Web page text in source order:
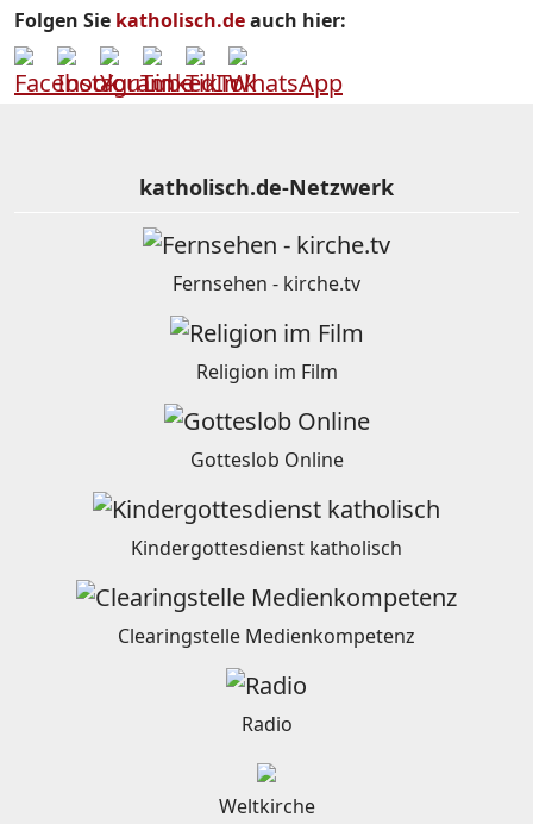
Folgen Sie katholisch.deauch hier:
katholisch.de-Netzwerk
Fernsehen - kirche.tv
Religion im Film
Gotteslob Online
Kindergottesdienst katholisch
Clearingstelle Medienkompetenz
Radio
Weltkirche